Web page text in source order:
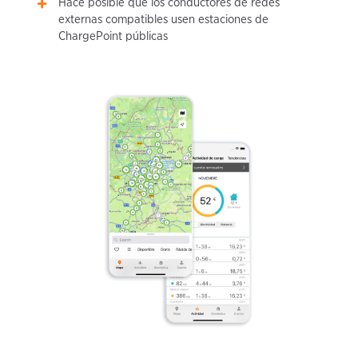
externas compatibles usen estaciones de
ChargePoint públicas